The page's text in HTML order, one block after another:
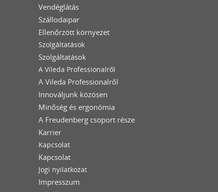
Vendéglátás
Szállodaipar
Ellenőrzött környezet
Szolgáltatások
Szolgáltatások
A Vileda Professionalről
A Vileda Professionalről
Innováljunk közösen
Minőség és ergonómia
A Freudenberg csoport része
Karrier
Kapcsolat
Kapcsolat
Jogi nyilatkozat
Impresszum